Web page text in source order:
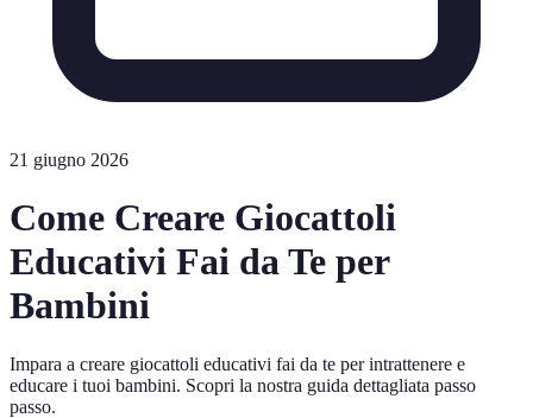
21 giugno 2026
Come Creare Giocattoli
Educativi Fai da Te per
Bambini
Impara a creare giocattoli educativi fai da te per intrattenere e
educare i tuoi bambini. Scopri la nostra guida dettagliata passo
passo.